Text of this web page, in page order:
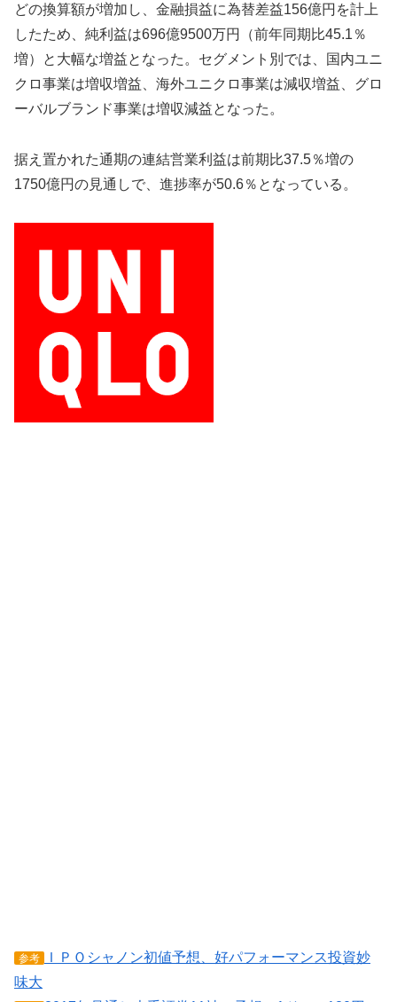
どの換算額が増加し、金融損益に為替差益156億円を計上
したため、純利益は696億9500万円（前年同期比45.1％
増）と大幅な増益となった。セグメント別では、国内ユニ
クロ事業は増収増益、海外ユニクロ事業は減収増益、グロ
ーバルブランド事業は増収減益となった。
据え置かれた通期の連結営業利益は前期比37.5％増の
1750億円の見通しで、進捗率が50.6％となっている。
参考
ＩＰＯシャノン初値予想、好パフォーマンス投資妙
味大